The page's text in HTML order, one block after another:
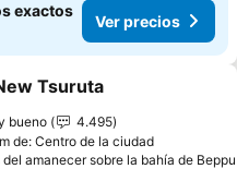
exactos
Ver precios
a favoritos
Tsuruta
bueno
4.495
de: Centro de la ciudad
del amanecer sobre la bahía de Beppu